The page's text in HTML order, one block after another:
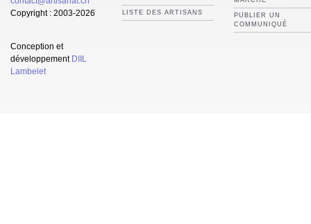
Copyright : 2003-2026
Conception et
développement DIIL
Lambelet
LISTE DES ARTISANS
PUBLIER UN
COMMUNIQUÉ